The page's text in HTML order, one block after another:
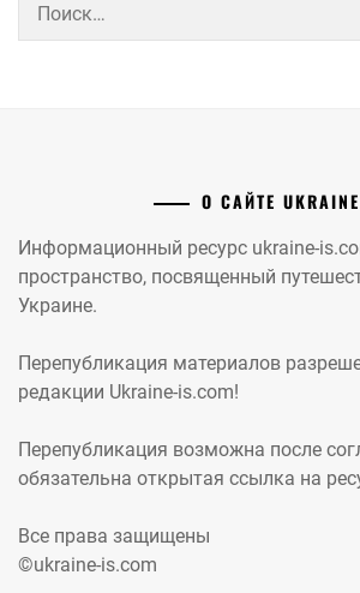
О САЙТЕ
Информационный ресурс ukraine-
пространство, посвященный
Украине.
Перепубликация материалов
редакции Ukraine-is.com!
Перепубликация возможна после
обязательна открытая ссылка на
Все права защищены
©ukraine-is.com